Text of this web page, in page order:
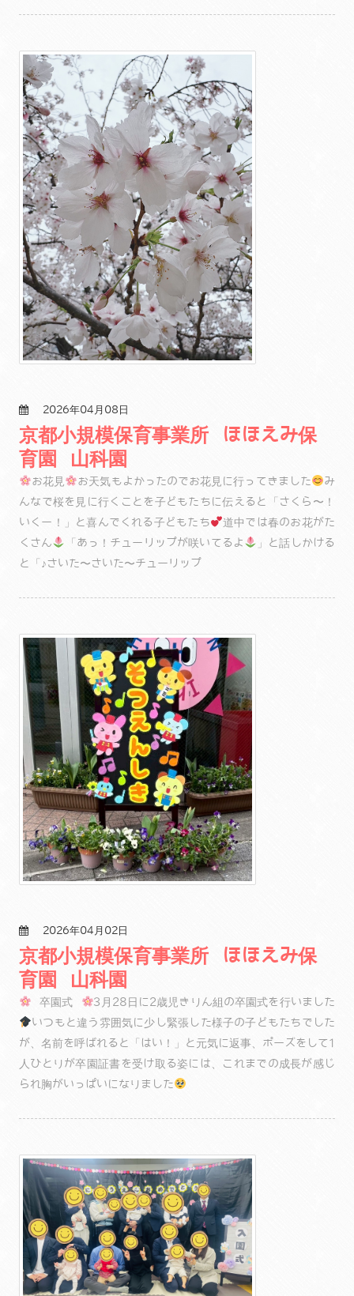
2026年04月08日
京都小規模保育事業所 ほほえみ保
育園 山科園
お花見 お天気もよかったのでお花見に行ってきました
み
んなで桜を見に行くことを子どもたちに伝えると「さくら〜！
いくー！」と喜んでくれる子どもたち
道中では春のお花がた
くさん
「あっ！チューリップが咲いてるよ
」と話しかける
と「♪さいた〜さいた〜チューリップ
2026年04月02日
京都小規模保育事業所 ほほえみ保
育園 山科園
卒園式
3月28日に2歳児きりん組の卒園式を行いました
いつもと違う雰囲気に少し緊張した様子の子どもたちでした
が、名前を呼ばれると「はい！」と元気に返事、ポーズをして1
人ひとりが卒園証書を受け取る姿には、これまでの成長が感じ
られ胸がいっぱいになりました